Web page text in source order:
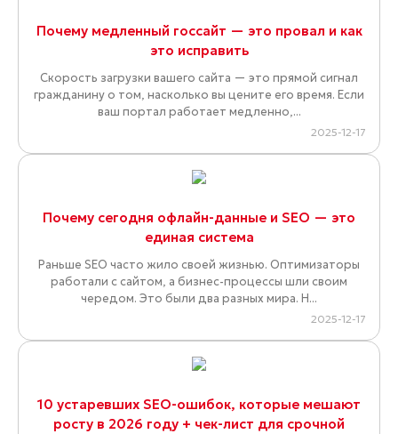
Почему медленный госсайт — это провал и как
это исправить
Скорость загрузки вашего сайта — это прямой сигнал
гражданину о том, насколько вы цените его время. Если
ваш портал работает медленно,...
2025-12-17
Почему сегодня офлайн-данные и SEO — это
единая система
Раньше SEO часто жило своей жизнью. Оптимизаторы
работали с сайтом, а бизнес-процессы шли своим
чередом. Это были два разных мира. Н...
2025-12-17
10 устаревших SEO-ошибок, которые мешают
росту в 2026 году + чек-лист для срочной